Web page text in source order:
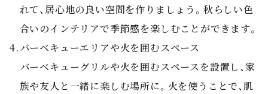
れて、居心地の良い空間を作りましょう。秋らしい色
合いのインテリアで季節感を楽しむことができます。
バーベキューエリアや火を囲むスペース
バーベキューグリルや火を囲むスペースを設置し、家
族や友人と一緒に楽しむ場所に。火を使うことで、肌